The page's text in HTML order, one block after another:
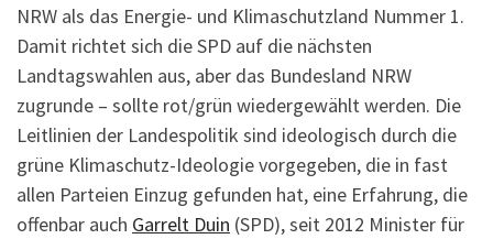
NRW als das Energie- und Klimaschutzland Nummer 1.
Damit richtet sich die SPD auf die nächsten
Landtagswahlen aus, aber das Bundesland NRW
zugrunde – sollte rot/grün wiedergewählt werden. Die
Leitlinien der Landespolitik sind ideologisch durch die
grüne Klimaschutz-Ideologie vorgegeben, die in fast
allen Parteien Einzug gefunden hat, eine Erfahrung, die
offenbar auch Garrelt Duin (SPD), seit 2012 Minister für